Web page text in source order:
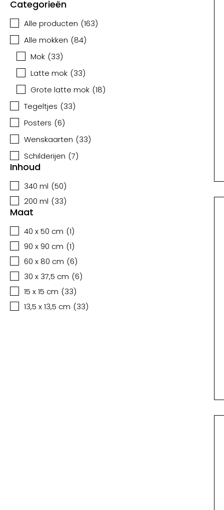
Categorieën
Alle producten (163)
Alle mokken (84)
Mok (33)
Latte mok (33)
Grote latte mok (18)
Tegeltjes (33)
Posters (6)
Wenskaarten (33)
Schilderijen (7)
Inhoud
340 ml (50)
200 ml (33)
Maat
40 x 50 cm (1)
90 x 90 cm (1)
60 x 80 cm (6)
30 x 37,5 cm (6)
15 x 15 cm (33)
13,5 x 13,5 cm (33)